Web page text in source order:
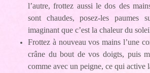
l’autre, frottez aussi le dos des
sont chaudes, posez-les paumes
imaginant que c’est la chaleur du
Frottez à nouveau vos mains l’une
crâne du bout de vos doigts, puis
comme avec un peigne, ce qui active